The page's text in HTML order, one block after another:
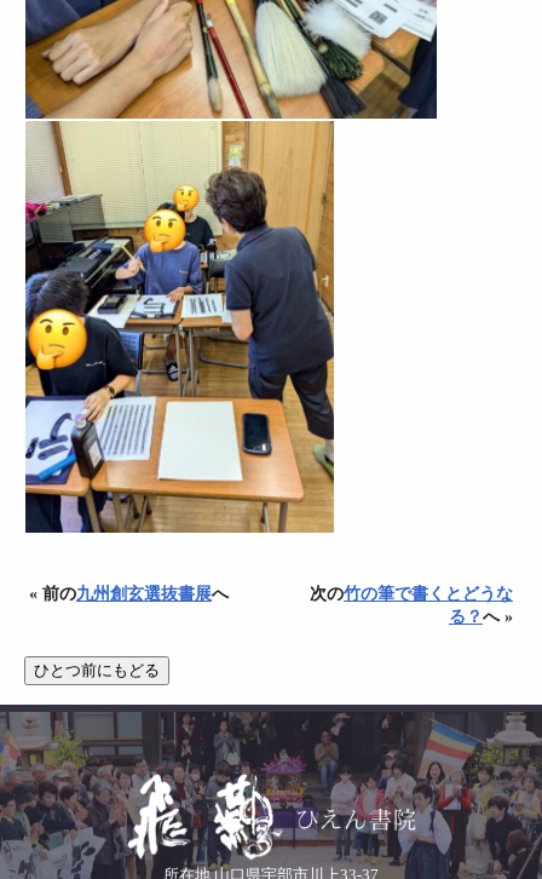
« 前の九州創玄選抜書展へ 次の竹の筆で書くとどうな
る？へ »
所在地 山口県宇部市川上33-37